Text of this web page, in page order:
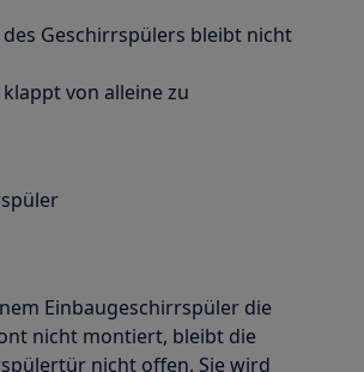
des Geschirrspülers bleibt nicht
klappt von alleine zu
Einbaugeschirrspüler die
nicht montiert, bleibt die
nicht offen. Sie wird